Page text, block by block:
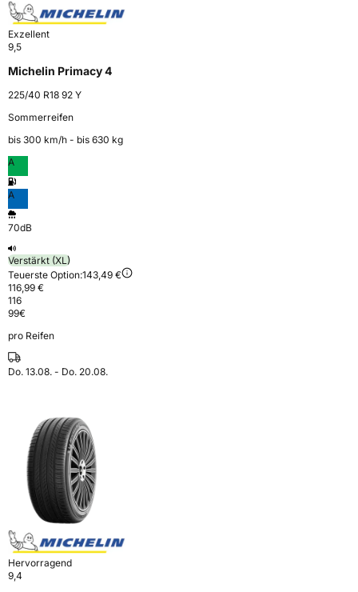
Exzellent
9,5
Michelin Primacy 4
225/40 R18 92 Y
Sommerreifen
bis 300 km⁠/⁠h - bis 630 kg
A
A
70dB
Verstärkt (XL)
Teuerste Option:143,49 €
116,99 €
116
99€
pro Reifen
Do. 13.08. - Do. 20.08.
Hervorragend
9,4